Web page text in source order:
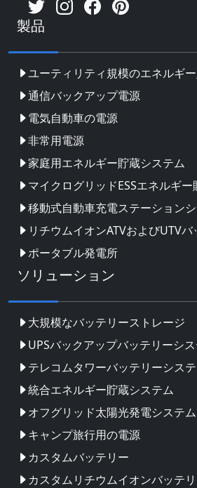
製品
ユーティリティ規模のエネルギ
通信バックアップ電源
電気自動車の電源
非常用電源
家庭用エネルギー貯蔵システム
マイクログリッドESSエネルギ
移動式自動車充電ステーション
リチウムイオンATVおよびUTVバ
ポータブル発電所
ソリューション
大規模なバッテリーストレージ
UPSバックアップバッテリーシ
テレコムタワーバッテリーシス
統合エネルギー貯蔵システム
オフグリッド太陽光発電システム
キャンプ旅行用の電源
カスタムバッテリー
カスタムリチウムイオンバッテ